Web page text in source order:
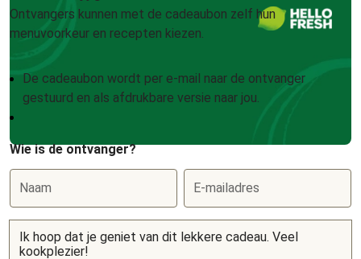
Ontvangers kunnen met de cadeaubon zelf hun
menuvoorkeur en recepten kiezen.
De cadeaubon wordt per e-mail naar de ontvanger
gestuurd en als afdrukbare versie naar jou.
Wie is de ontvanger?
Naam E-mailadres